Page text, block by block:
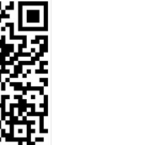
站暖通工程办事结果-重庆市城乡建设委
车费2300元_网易新闻
4公里哦,怎么办才能形成资源共享？_
任公司沙埔镇上雷新街气店_【信用信息_
吧】_百度贴吧
街单位宿舍二手房/租房】-上海赶集网
签证资料_景点图片_重庆渝之旅国际旅行
街项目的开发和建设_华集团有限责任